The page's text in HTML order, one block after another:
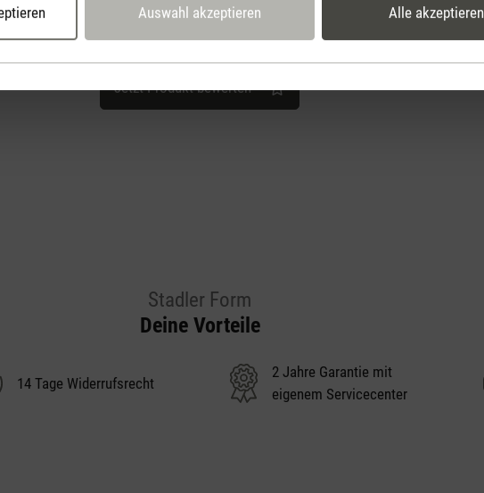
Auswahl akzeptieren Alle akzeptieren
Jetzt Produkt bewerten
Stadler Form
Deine Vorteile
14 Tage Widerrufsrecht
2 Jahre Garantie mit
eigenem Servicecenter